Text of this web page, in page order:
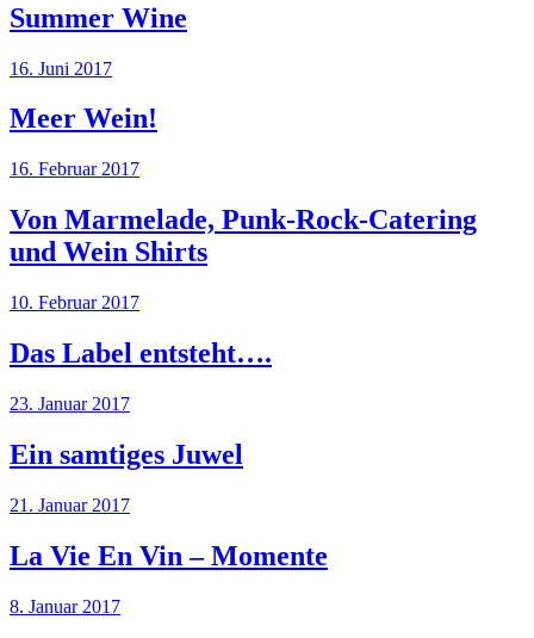
Summer Wine
16. Juni 2017
Meer Wein!
16. Februar 2017
Von Marmelade, Punk-Rock-Catering
und Wein Shirts
10. Februar 2017
Das Label entsteht….
23. Januar 2017
Ein samtiges Juwel
21. Januar 2017
La Vie En Vin – Momente
8. Januar 2017